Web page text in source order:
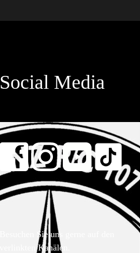
Social Media
Besuchen Sie uns gerne auf den
verlinkten Kanälen.